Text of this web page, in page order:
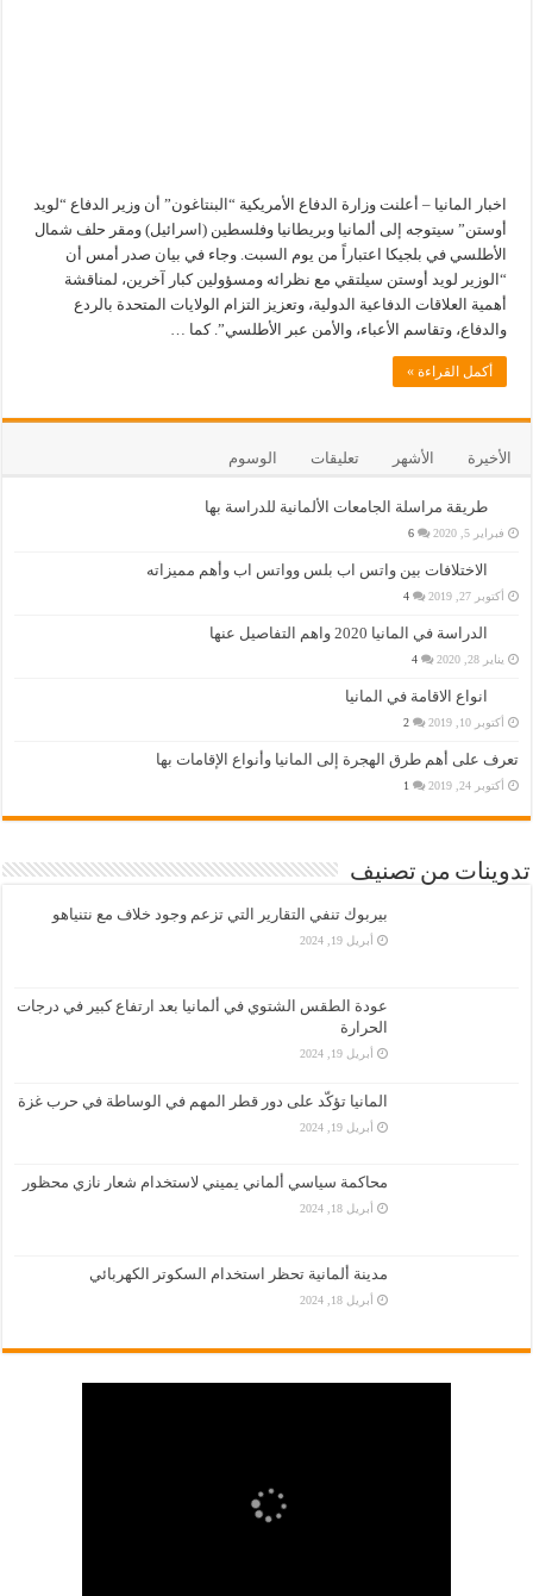
اخبار المانيا – أعلنت وزارة الدفاع الأمريكية “البنتاغون” أن وزير الدفاع “لويد
أوستن” سيتوجه إلى ألمانيا وبريطانيا وفلسطين (اسرائيل) ومقر حلف شمال
الأطلسي في بلجيكا اعتباراً من يوم السبت. وجاء في بيان صدر أمس أن
“الوزير لويد أوستن سيلتقي مع نظرائه ومسؤولين كبار آخرين، لمناقشة
أهمية العلاقات الدفاعية الدولية، وتعزيز التزام الولايات المتحدة بالردع
والدفاع، وتقاسم الأعباء، والأمن عبر الأطلسي”. كما …
أكمل القراءة »
الأخيرة الأشهر تعليقات الوسوم
طريقة مراسلة الجامعات الألمانية للدراسة بها
فبراير 5, 2020 6
الاختلافات بين واتس اب بلس وواتس اب وأهم مميزاته
أكتوبر 27, 2019 4
الدراسة في المانيا 2020 واهم التفاصيل عنها
يناير 28, 2020 4
انواع الاقامة في المانيا
أكتوبر 10, 2019 2
تعرف على أهم طرق الهجرة إلى المانيا وأنواع الإقامات بها
أكتوبر 24, 2019 1
تدوينات من تصنيف
بيربوك تنفي التقارير التي تزعم وجود خلاف مع نتنياهو
أبريل 19, 2024
عودة الطقس الشتوي في ألمانيا بعد ارتفاع كبير في درجات
الحرارة
أبريل 19, 2024
المانيا تؤكّد على دور قطر المهم في الوساطة في حرب غزة
أبريل 19, 2024
محاكمة سياسي ألماني يميني لاستخدام شعار نازي محظور
أبريل 18, 2024
مدينة ألمانية تحظر استخدام السكوتر الكهربائي
أبريل 18, 2024